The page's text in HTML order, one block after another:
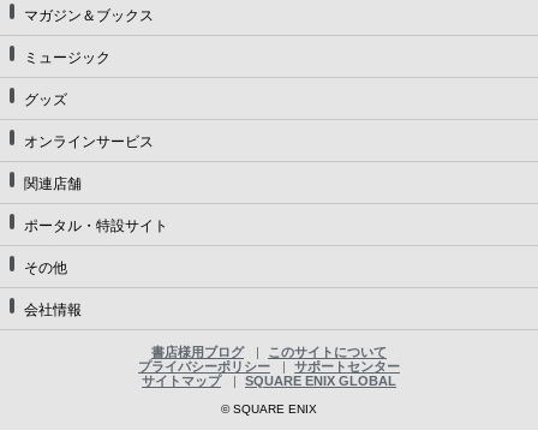
マガジン＆ブックス
ミュージック
グッズ
オンラインサービス
関連店舗
ポータル・特設サイト
その他
会社情報
書店様用ブログ
このサイトについて
プライバシーポリシー
サポートセンター
サイトマップ
SQUARE ENIX GLOBAL
© SQUARE ENIX